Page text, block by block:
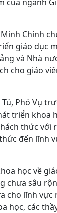
Chính
giáo dục
và Nhà
cho giáo
Phó Vụ
triển khoa
thức
đến lĩnh
học về
chưa sâu
lĩnh vực
học, các